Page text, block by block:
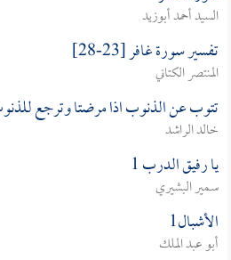
السيد أحمد أبوزيد
تفسير سورة غافر [23-28]
المنتصر الكتاني
تتوب عن الذنوب اذا مرضتا وترجع
خالد الراشد
يا رفيق الدرب 1
سمير البشيري
الأشبال1
أبو عبد الملك